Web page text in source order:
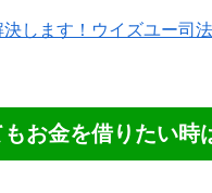
します！ウイズユー司
もお金を借りたい時